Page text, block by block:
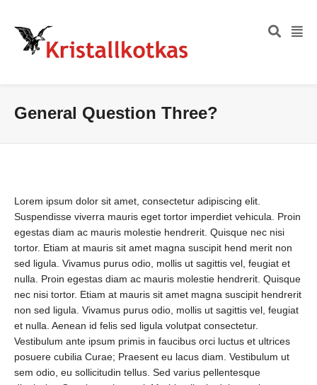
General Question Three?
Lorem ipsum dolor sit amet, consectetur adipiscing elit.
Suspendisse viverra mauris eget tortor imperdiet vehicula. Proin
egestas diam ac mauris molestie hendrerit. Quisque nec nisi
tortor. Etiam at mauris sit amet magna suscipit hend merit non
sed ligula. Vivamus purus odio, mollis ut sagittis vel, feugiat et
nulla. Proin egestas diam ac mauris molestie hendrerit. Quisque
nec nisi tortor. Etiam at mauris sit amet magna suscipit hendrerit
non sed ligula. Vivamus purus odio, mollis ut sagittis vel, feugiat
et nulla. Aenean id felis sed ligula volutpat consectetur.
Vestibulum ante ipsum primis in faucibus orci luctus et ultrices
posuere cubilia Curae; Praesent eu lacus diam. Vestibulum ut
sem odio, eu sollicitudin tellus. Sed varius pellentesque